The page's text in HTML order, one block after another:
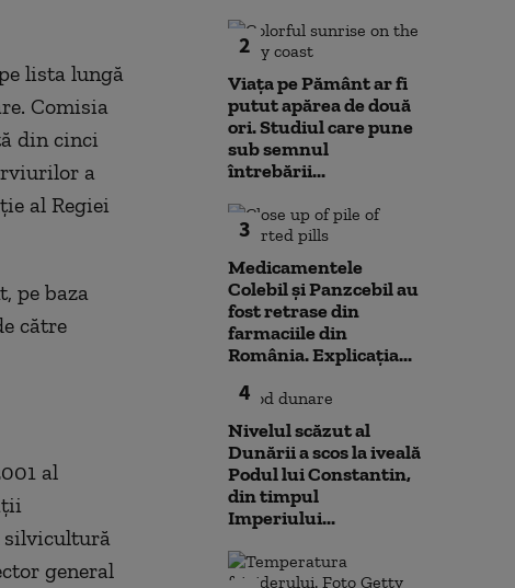
lista lungă
Comisia
din cinci
a
al Regiei
pe baza
către
al
silvicultură
general
2
Viața pe Pământ ar fi
putut apărea de două
ori. Studiul care pune
sub semnul
întrebării...
3
Medicamentele
Colebil și Panzcebil au
fost retrase din
farmaciile din
România. Explicația...
4
Nivelul scăzut al
Dunării a scos la iveală
Podul lui Constantin,
din timpul
Imperiului...